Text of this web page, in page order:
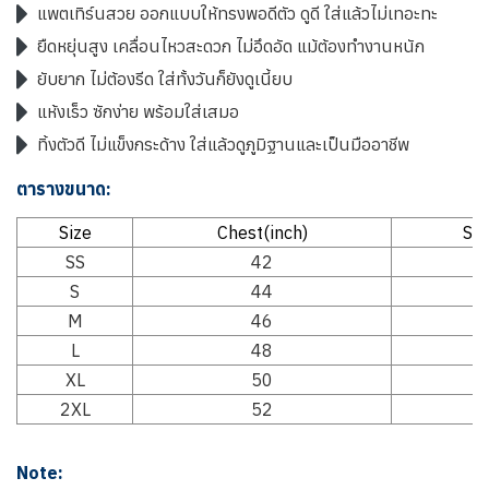
แพตเทิร์นสวย ออกแบบให้ทรงพอดีตัว ดูดี ใส่แล้วไม่เทอะทะ
ยืดหยุ่นสูง เคลื่อนไหวสะดวก ไม่อึดอัด แม้ต้องทำงานหนัก
ยับยาก ไม่ต้องรีด ใส่ทั้งวันก็ยังดูเนี้ยบ
แห้งเร็ว ซักง่าย พร้อมใส่เสมอ
ทิ้งตัวดี ไม่แข็งกระด้าง ใส่แล้วดูภูมิฐานและเป็นมืออาชีพ
ตารางขนาด:
Size
Chest(inch)
SS
42
S
44
M
46
L
48
XL
50
2XL
52
Note: